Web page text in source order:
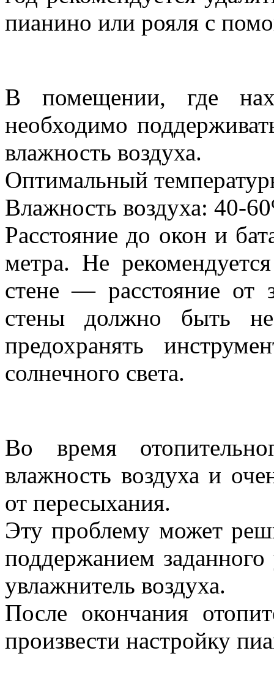
пианино или рояля с
В помещении, где
необходимо
влажность воздуха.
Оптимальный
Влажность воздуха: 40-
Расстояние до окон и
метра. Не
стене — расстояние от
стены должно быть
предохранять
солнечного света.
Во время
влажность воздуха и
от пересыхания.
Эту проблему может
поддержанием
увлажнитель воздуха.
После окончания
произвести настройку